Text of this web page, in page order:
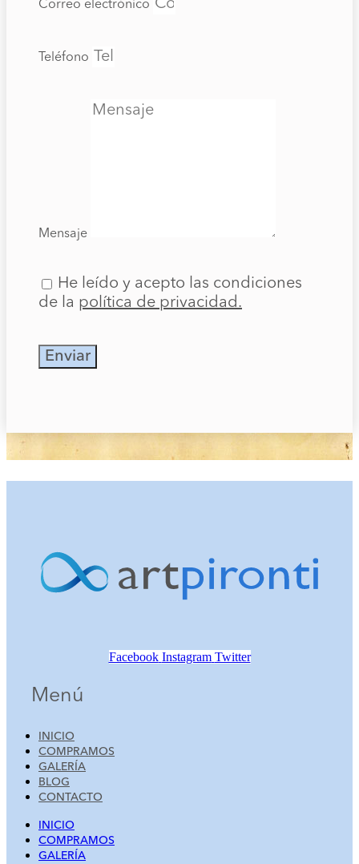
Correo electrónico
Teléfono
Mensaje
He leído y acepto las condiciones
de la política de privacidad.
Enviar
Facebook Instagram Twitter
Menú
INICIO
COMPRAMOS
GALERÍA
BLOG
CONTACTO
INICIO
COMPRAMOS
GALERÍA